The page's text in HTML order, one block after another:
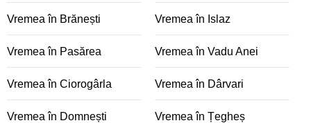
Vremea în Brănești Vremea în Islaz
Vremea în Pasărea Vremea în Vadu Anei
Vremea în Ciorogârla Vremea în Dârvari
Vremea în Domnești Vremea în Țegheș